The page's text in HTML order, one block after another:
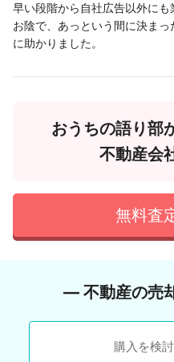
早い段階から自社広告以外に
お陰で、あっという間に決ま
に助かりました。
おうちの語り部
不動産会
無料査
― 不動産の売
購入を検